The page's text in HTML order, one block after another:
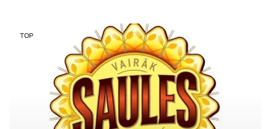
TOP